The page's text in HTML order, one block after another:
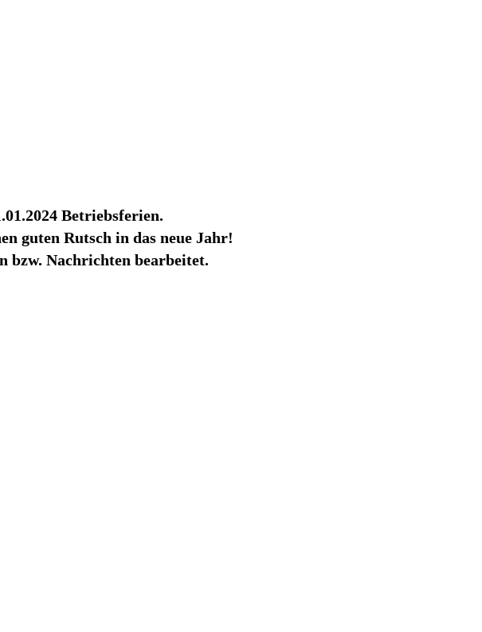
Betriebsferien.
guten Rutsch in das neue Jahr!
bzw. Nachrichten bearbeitet.